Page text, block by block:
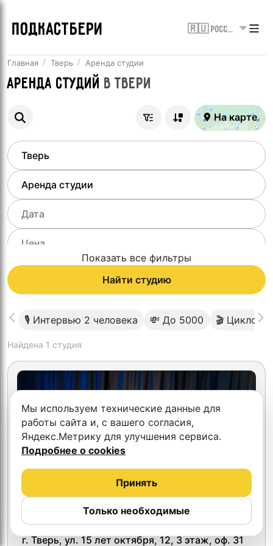
ПОДКАСТБЕРИ 🇷🇺 Россия
Главная Тверь Аренда студии
Аренда студий вТвери
На карте
Показать все фильтры
Найти студию
🎙 Интервью 2 человека 💸 До 5000 🎬
Найдена 1 студия
ProVideo.studio 4.7
г. Тверь, ул. 15 лет октября, 12, 3 этаж, оф. 31
Мы используем технические данные для
работы сайта и, с вашего согласия,
Яндекс.Метрику для улучшения сервиса.
Подробнее о cookies
Только необходимые
Принять